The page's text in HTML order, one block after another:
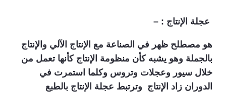
عجلة الإنتاج : –
هو مصطلح ظهر في الصناعة مع الإنتاج الآلي والإنتاج
بالجملة وهو يشبه كأن منظومة الإنتاج كأنها تعمل من
خلال سيور وعجلات وتروس وكلما استمرت في
الدوران زاد الإنتاج وترتبط عجلة الإنتاج بالطبع